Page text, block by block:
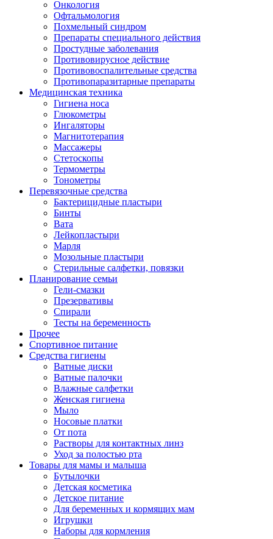
Онкология
Офтальмология
Похмельный синдром
Препараты специального действия
Простудные заболевания
Противовирусное действие
Противовоспалительные средства
Противопаразитарные препараты
Медицинская техника
Гигиена носа
Глюкометры
Ингаляторы
Магнитотерапия
Массажеры
Стетоскопы
Термометры
Тонометры
Перевязочные средства
Бактерицидные пластыри
Бинты
Вата
Лейкопластыри
Марля
Мозольные пластыри
Стерильные салфетки, повязки
Планирование семьи
Гели-смазки
Презервативы
Спирали
Тесты на беременность
Прочее
Спортивное питание
Средства гигиены
Ватные диски
Ватные палочки
Влажные салфетки
Женская гигиена
Мыло
Носовые платки
От пота
Растворы для контактных линз
Уход за полостью рта
Товары для мамы и малыша
Бутылочки
Детская косметика
Детское питание
Для беременных и кормящих мам
Игрушки
Наборы для кормления